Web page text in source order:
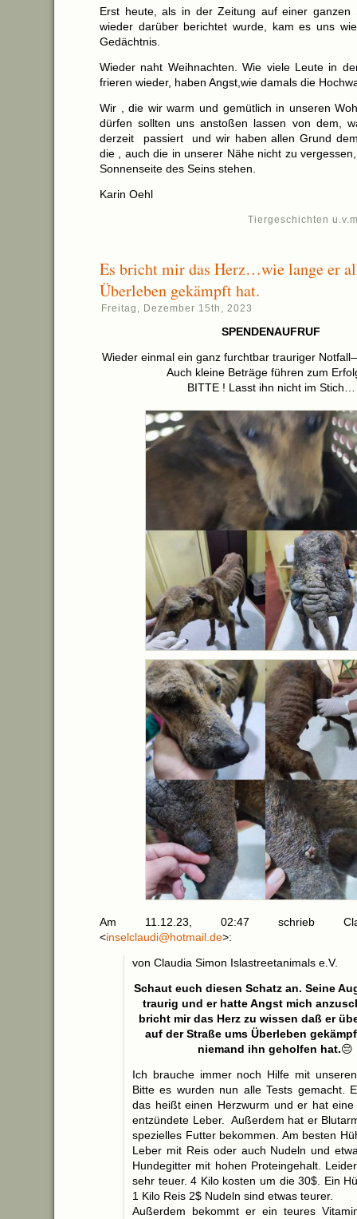
Erst heute, als in der Zeitung auf einer ganzen
wieder darüber berichtet wurde, kam es uns
Gedächtnis.
Wieder naht Weihnachten. Wie viele Leute in
frieren wieder, haben Angst,wie damals die
Wir , die wir warm und gemütlich in unseren
dürfen sollten uns anstoßen lassen von dem,
derzeit passiert und wir haben allen Grund
die , auch die in unserer Nähe nicht zu
Sonnenseite des Seins stehen.
Karin Oehl
Tiergeschichten
Es bricht mir das Herz…wie lange er
Überleben gekämpft hat.
Freitag, Dezember 15th, 2023
SPENDENAUFRUF
Wieder einmal ein ganz furchtbar trauriger
Auch kleine Beträge führen zum
BITTE ! Lasst ihn nicht im Stich…
Am 11.12.23, 02:47 schrieb
<inselclaudi@hotmail.de>:
von Claudia Simon Islastreetanimals e.V.
Schaut euch diesen Schatz an. Seine
traurig und er hatte Angst mich
bricht mir das Herz zu wissen daß er
auf der Straße ums Überleben
niemand ihn geholfen hat.😔
Ich brauche immer noch Hilfe mit
Bitte es wurden nun alle Tests gemacht.
das heißt einen Herzwurm und er hat
entzündete Leber. Außerdem hat er
spezielles Futter bekommen. Am besten
Leber mit Reis oder auch Nudeln und
Hundegitter mit hohen Proteingehalt.
sehr teuer. 4 Kilo kosten um die 30$. Ein
1 Kilo Reis 2$ Nudeln sind etwas teurer.
Außerdem bekommt er ein teures